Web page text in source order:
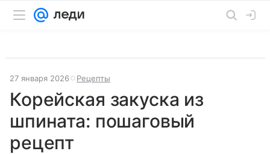
27 января 2026 Рецепты
Корейская закуска из
шпината: пошаговый
рецепт